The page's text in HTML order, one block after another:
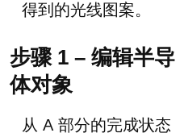
得到的光线图案。
步骤 1 – 编辑半导
体对象
从 A 部分的完成状态